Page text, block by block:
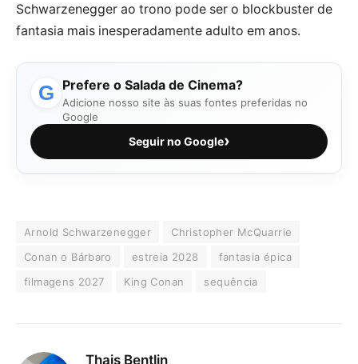
Schwarzenegger ao trono pode ser o blockbuster de
fantasia mais inesperadamente adulto em anos.
G Prefere o Salada de Cinema?
Adicione nosso site às suas fontes preferidas no
Google
Seguir no Google›
Arnold Schwarzenegger
Christopher McQuarrie
Conan o Bárbaro
estreia 2028
fantasia épica
filmagens 2027
King Conan sequência
Thais Bentlin